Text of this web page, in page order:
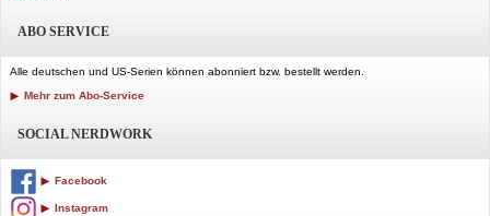
ABO SERVICE
Alle deutschen und US-Serien können abonniert bzw. bestellt werden.
Mehr zum Abo-Service
SOCIAL NERDWORK
Facebook
Instagram